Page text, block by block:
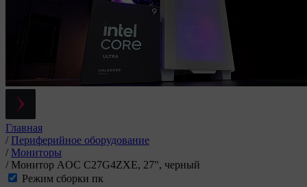
Главная
/ Периферийное оборудование
/ Мониторы
/ Монитор AOC C27G4ZXE, 27", черный
Режим сборки пк